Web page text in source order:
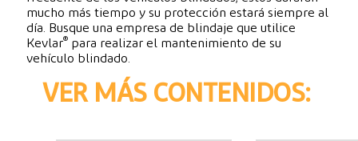
mucho más tiempo y su protección estará siempre al
día. Busque una empresa de blindaje que utilice
Kevlar® para realizar el mantenimiento de su
vehículo blindado.
VER MÁS CONTENIDOS: